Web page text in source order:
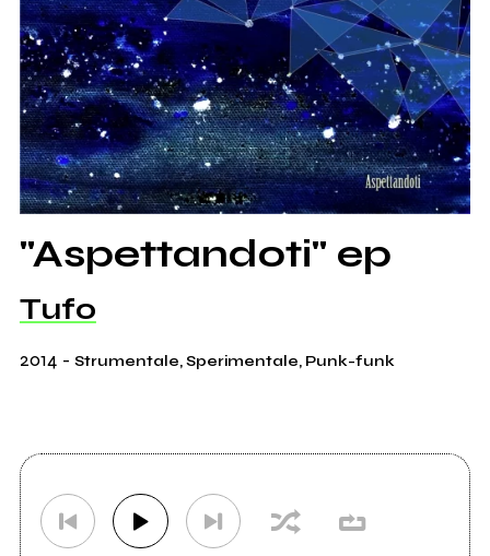
"Aspettandoti" ep
Tufo
2014 - Strumentale, Sperimentale, Punk-funk